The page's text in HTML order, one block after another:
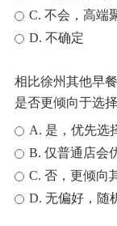
C. 不会，高端
D. 不确定
相比徐州其他早
是否更倾向于选
A. 是，优先选
B. 仅普通店会
C. 否，更倾向
D. 无偏好，随